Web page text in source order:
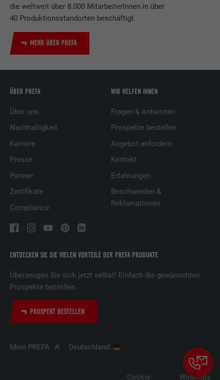
die weltweit über 8.000 MitarbeiterInnen in über
40 Produktionsstandorten beschäftigt.
MEHR ÜBER PREFA
ENTDECKEN SIE DIE VIELEN VORTEILE DER PREFA PRODUKTE
Überzeugen Sie sich jetzt selbst! Einfach die gewünschten
Prospekte bestellen.
PROSPEKT BESTELLEN
ÜBER PREFA
Über uns
Nachhaltigkeit
Karriere
Presse
Partner
Zertifikate
Compliance
WIR HELFEN IHNEN
Fragen & Antworten
Prospekte bestellen
Angebot anfordern
Kontakt
Erfahrungen
Beschwerden &
Reklamationen
Mein PREFA Deutschland
Cookie-